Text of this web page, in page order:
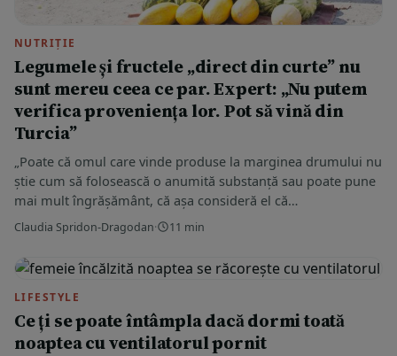
NUTRIȚIE
Legumele și fructele „direct din curte” nu
sunt mereu ceea ce par. Expert: „Nu putem
verifica proveniența lor. Pot să vină din
Turcia”
„Poate că omul care vinde produse la marginea drumului nu
știe cum să folosească o anumită substanță sau poate pune
mai mult îngrășământ, că așa consideră el că…
Claudia Spridon-Dragodan· 11 min
LIFESTYLE
Ce ți se poate întâmpla dacă dormi toată
noaptea cu ventilatorul pornit